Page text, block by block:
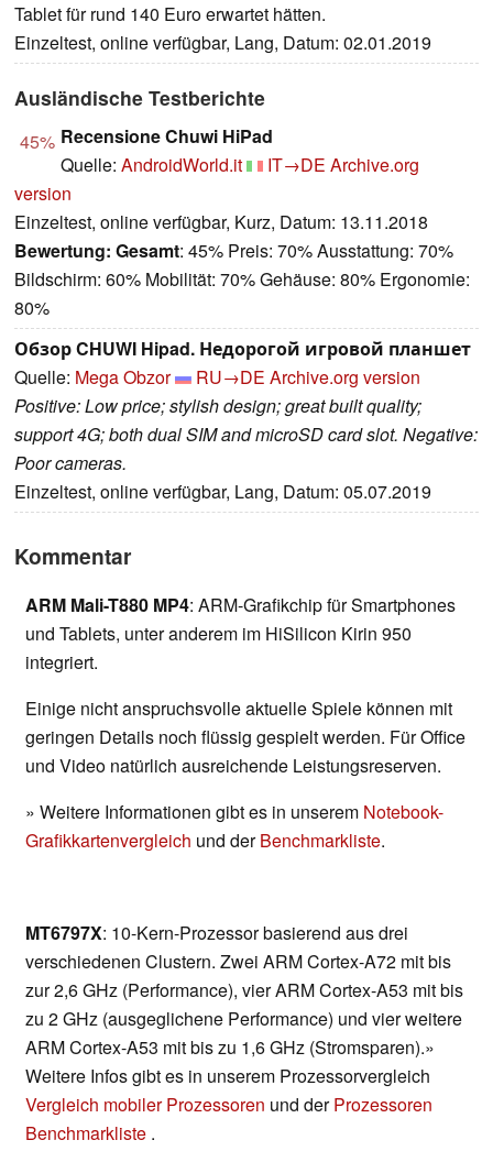
Tablet für rund 140 Euro erwartet hätten.
Einzeltest, online verfügbar, Lang, Datum: 02.01.2019
Ausländische Testberichte
45% Recensione Chuwi HiPad
Quelle: AndroidWorld.it IT→DE Archive.org
version
Einzeltest, online verfügbar, Kurz, Datum: 13.11.2018
Bewertung: Gesamt: 45% Preis: 70% Ausstattung: 70%
Bildschirm: 60% Mobilität: 70% Gehäuse: 80% Ergonomie:
80%
Обзор CHUWI Hipad. Недорогой игровой планшет
Quelle: Mega Obzor RU→DE Archive.org version
Positive: Low price; stylish design; great built quality;
support 4G; both dual SIM and microSD card slot. Negative:
Poor cameras.
Einzeltest, online verfügbar, Lang, Datum: 05.07.2019
Kommentar
ARM Mali-T880 MP4: ARM-Grafikchip für Smartphones
und Tablets, unter anderem im HiSilicon Kirin 950
integriert.
Einige nicht anspruchsvolle aktuelle Spiele können mit
geringen Details noch flüssig gespielt werden. Für Office
und Video natürlich ausreichende Leistungsreserven.
» Weitere Informationen gibt es in unserem Notebook-
Grafikkartenvergleich und derBenchmarkliste.
MT6797X: 10-Kern-Prozessor basierend aus drei
verschiedenen Clustern. Zwei ARM Cortex-A72 mit bis
zur 2,6 GHz (Performance), vier ARM Cortex-A53 mit bis
zu 2 GHz (ausgeglichene Performance) und vier weitere
ARM Cortex-A53 mit bis zu 1,6 GHz (Stromsparen).»
Weitere Infos gibt es in unserem Prozessorvergleich
Vergleich mobiler Prozessoren und derProzessoren
Benchmarkliste .